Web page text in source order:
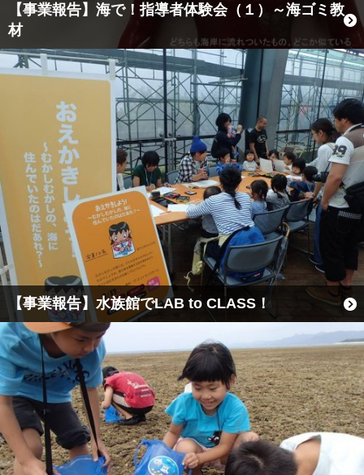
【事業報告】海で！指導者体験会（１）～海ゴミ教
材
【事業報告】水族館でLAB to CLASS！